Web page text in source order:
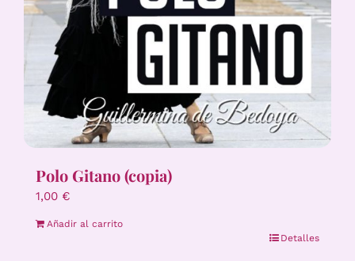
Polo Gitano (copia)
1,00 €
Añadir al carrito
Detalles